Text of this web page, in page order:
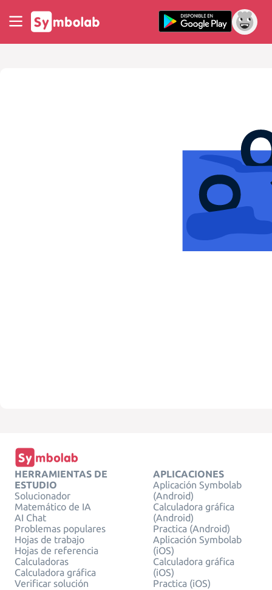
HERRAMIENTAS DE
ESTUDIO
Solucionador
Matemático de IA
AI Chat
Problemas populares
Hojas de trabajo
Hojas de referencia
Calculadoras
Calculadora gráfica
Verificar solución
APLICACIONES
Aplicación Symbolab
(Android)
Calculadora gráfica
(Android)
Practica (Android)
Aplicación Symbolab
(iOS)
Calculadora gráfica
(iOS)
Practica (iOS)